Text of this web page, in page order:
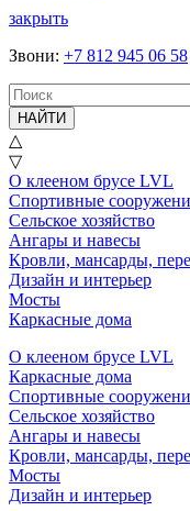
закрыть
Звони: +7 812 945 06 58
НАЙТИ
△
▽
О клееном брусе LVL
Спортивные
Сельское хозяйство
Ангары и навесы
Кровли, мансарды,
Дизайн и интерьер
Мосты
Каркасные дома
О клееном брусе LVL
Каркасные дома
Спортивные
Сельское хозяйство
Ангары и навесы
Кровли, мансарды,
Мосты
Дизайн и интерьер